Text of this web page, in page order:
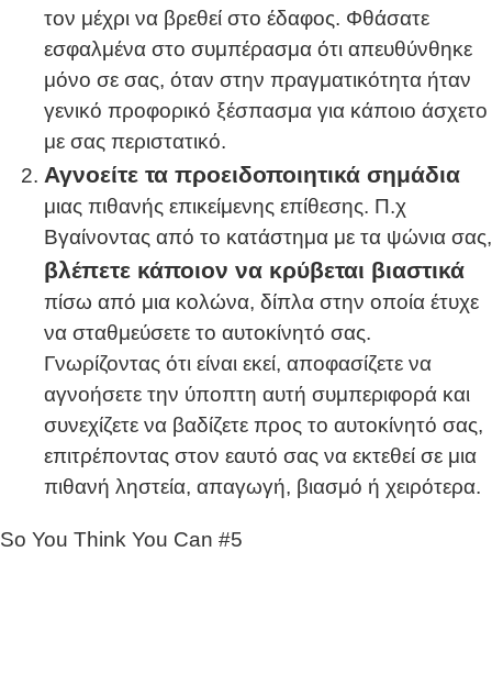
τον μέχρι να βρεθεί στο έδαφος. Φθάσατε
εσφαλμένα στο συμπέρασμα ότι απευθύνθηκε
μόνο σε σας, όταν στην πραγματικότητα ήταν
γενικό προφορικό ξέσπασμα για κάποιο άσχετο
με σας περιστατικό.
Αγνοείτε τα προειδοποιητικά σημάδια
μιας πιθανής επικείμενης επίθεσης. Π.χ
Βγαίνοντας από το κατάστημα με τα ψώνια σας,
βλέπετε κάποιον να κρύβεται βιαστικά
πίσω από μια κολώνα, δίπλα στην οποία έτυχε
να σταθμεύσετε το αυτοκίνητό σας.
Γνωρίζοντας ότι είναι εκεί, αποφασίζετε να
αγνοήσετε την ύποπτη αυτή συμπεριφορά και
συνεχίζετε να βαδίζετε προς το αυτοκίνητό σας,
επιτρέποντας στον εαυτό σας να εκτεθεί σε μια
πιθανή ληστεία, απαγωγή, βιασμό ή χειρότερα.
So You Think You Can #5